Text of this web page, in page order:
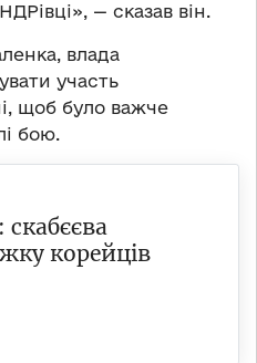
— сказав він.
влада
участь
щоб було важче
бою.
скабєєва
корейців